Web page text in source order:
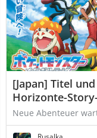
[Japan] Titel
Horizonte-
Neue Abenteuer